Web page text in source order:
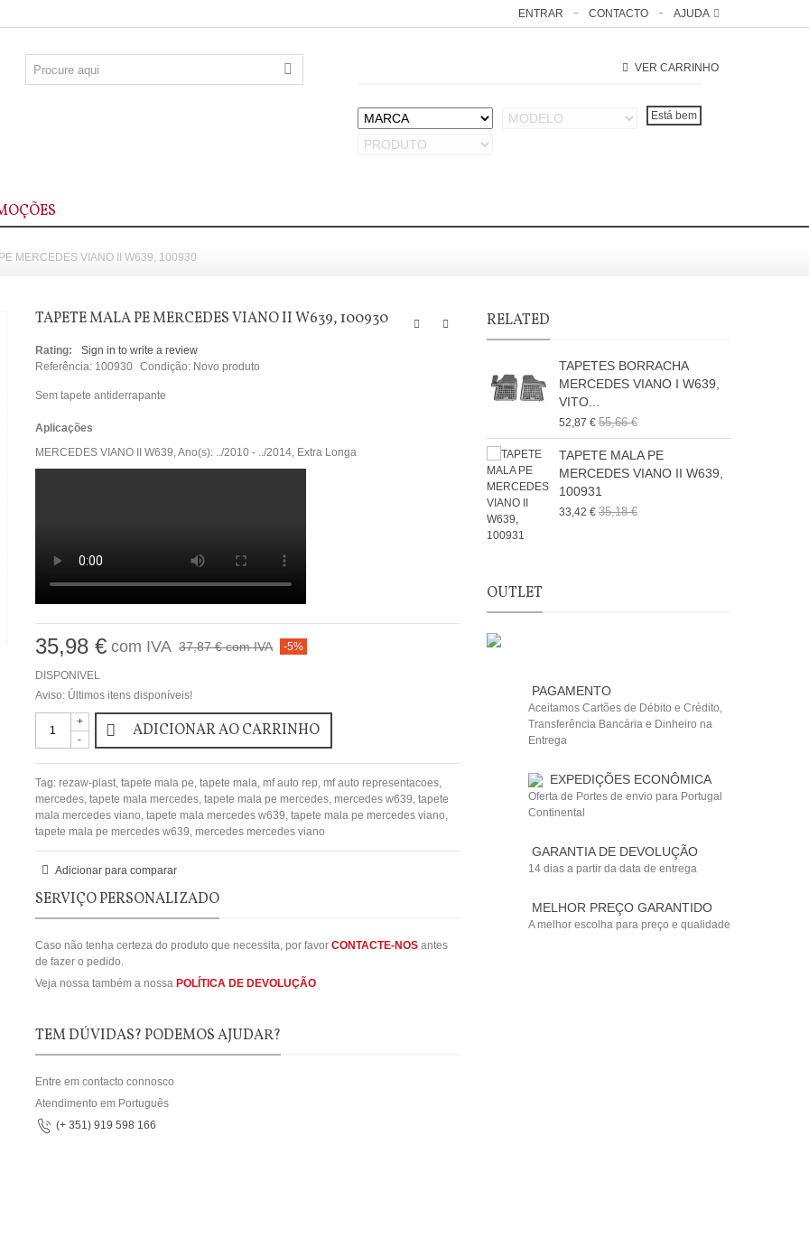
AJUDA
CONTACTO
ENTRAR
VER CARRINHO
MERCEDES VIANO II W639, 100930
TAPETE MALA PE MERCEDES VIANO II W639, 100930
Rating:
Sign in to write a review
Referência: 100930 Condição: Novo produto
Sem tapete antiderrapante
Aplicações
MERCEDES VIANO II W639, Ano(s): ../2010 - ../2014, Extra Longa
35,98 €com IVA 37,87 €com IVA -5%
DISPONIVEL
Aviso: Últimos itens disponíveis!
-
+ ADICIONAR AO CARRINHO
Tag: rezaw-plast, tapete mala pe, tapete mala, mf auto rep, mf auto representacoes,
mercedes, tapete mala mercedes, tapete mala pe mercedes, mercedes w639, tapete
mala mercedes viano, tapete mala mercedes w639, tapete mala pe mercedes viano,
tapete mala pe mercedes w639, mercedes mercedes viano
Adicionar para comparar
SERVIÇO PERSONALIZADO
Caso não tenha certeza do produto que necessita, por favor CONTACTE-NOSantes
de fazer o pedido.
Veja nossa também a nossa POLÍTICA DE DEVOLUÇÃO
TEM DÚVIDAS? PODEMOS AJUDAR?
Entre em contacto connosco
Atendimento em Português
(+ 351) 919 598 166
RELATED
TAPETES BORRACHA
MERCEDES VIANO I W639,
VITO...
52,87 € 55,66 €
TAPETE MALA PE
MERCEDES VIANO II W639,
100931
33,42 € 35,18 €
OUTLET
PAGAMENTO
Aceitamos Cartões de Débito e Crédito,
Transferência Bancária e Dinheiro na
Entrega
EXPEDIÇÕES ECONÔMICA
Oferta de Portes de envio para Portugal
Continental
GARANTIA DE DEVOLUÇÃO
14 dias a partir da data de entrega
MELHOR PREÇO GARANTIDO
A melhor escolha para preço e qualidade